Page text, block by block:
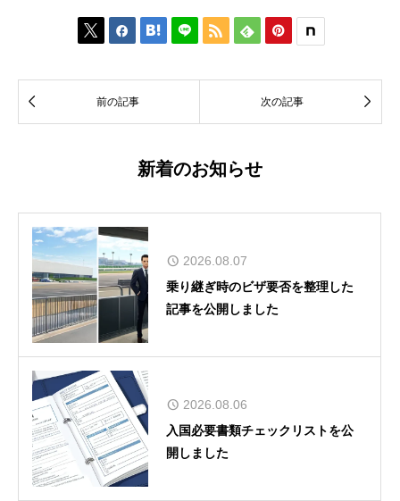
     
 前の記事 次の記事 
新着のお知らせ
2026.08.07
乗り継ぎ時のビザ要否を整理した
記事を公開しました
2026.08.06
入国必要書類チェックリストを公
開しました